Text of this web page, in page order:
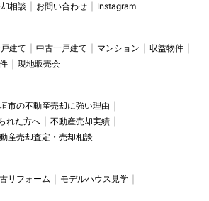
相談 お問い合わせ Instagram
建て 中古一戸建て マンション
収益物件
現地販売会
市の不動産売却に強い理由
れた方へ
不動産売却実績
産売却査定・売却相談
リフォーム
モデルハウス見学